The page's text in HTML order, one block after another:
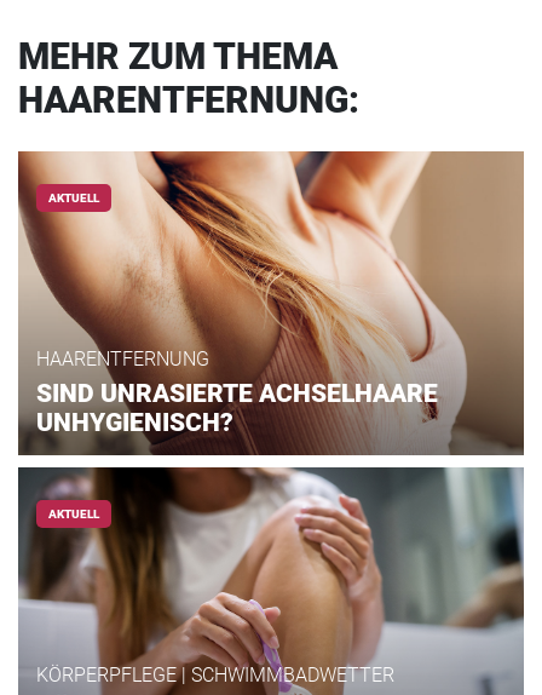
MEHR ZUM THEMA
HAARENTFERNUNG:
AKTUELL
HAARENTFERNUNG
SIND UNRASIERTE ACHSELHAARE
UNHYGIENISCH?
AKTUELL
KÖRPERPFLEGE | SCHWIMMBADWETTER